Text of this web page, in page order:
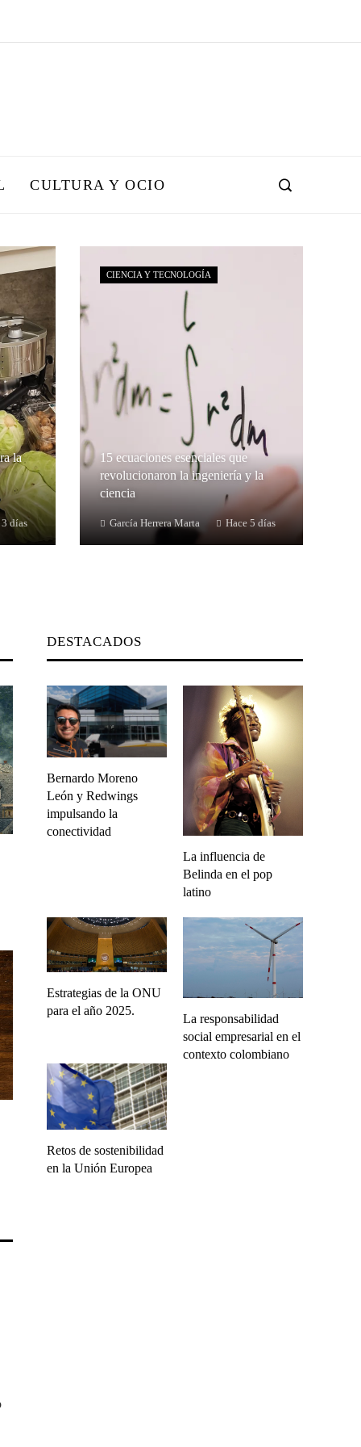
CULTURA Y OCIO
la
3 días
CIENCIA Y TECNOLOGÍA
15 ecuaciones esenciales que
revolucionaron la ingeniería y la
ciencia
García Herrera Marta Hace 5 días
DESTACADOS
Bernardo Moreno
León y Redwings
impulsando la
conectividad
La influencia de
Belinda en el pop
latino
Estrategias de la ONU
para el año 2025.
La responsabilidad
social empresarial en el
contexto colombiano
Retos de sostenibilidad
en la Unión Europea